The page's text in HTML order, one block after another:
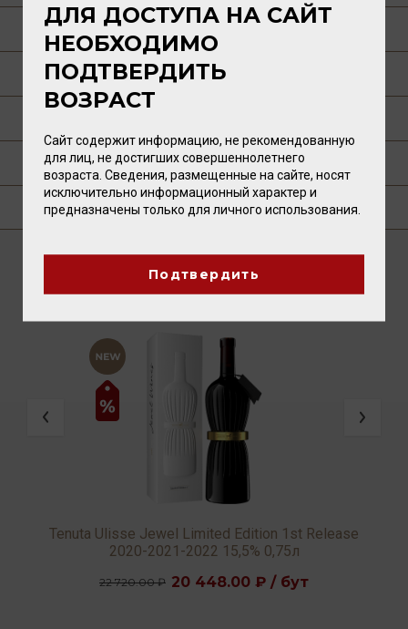
ГАСТРОНОМИЯ
О РЕГИОНЕ
ТЕХНОЛОГИЯ
ГДЕ КУПИТЬ?
ВАМ ТАКЖЕ ПОНРАВИТСЯ
Tenuta Ulisse Jewel Limited Edition 1st Release
2020-2021-2022 15,5% 0,75л
22 720.00 ₽ 20 448.00 ₽ / бут
ДЛЯ ДОСТУПА НА САЙТ
НЕОБХОДИМО
ПОДТВЕРДИТЬ
ВОЗРАСТ
Сайт содержит информацию, не рекомендованную
для лиц, не достигших совершеннолетнего
возраста. Сведения, размещенные на сайте, носят
исключительно информационный характер и
предназначены только для личного использования.
Подтвердить